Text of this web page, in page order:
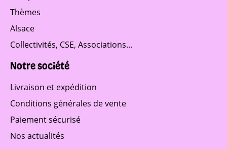
Thèmes
Alsace
Collectivités, CSE, Associations...
Notre société
Livraison et expédition
Conditions générales de vente
Paiement sécurisé
Nos actualités